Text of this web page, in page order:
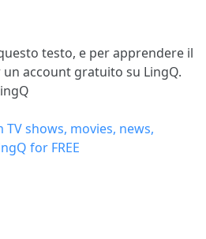
testo, e per apprendere il
un account gratuito su LingQ.